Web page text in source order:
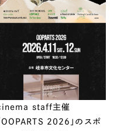
staff主催
OOPARTS 2026」のスポ